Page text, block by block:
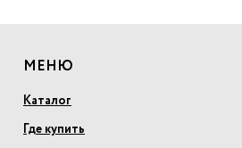
МЕНЮ
Каталог
Где купить